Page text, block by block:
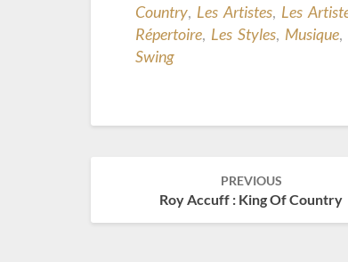
Country, Les Artistes, Les
Répertoire, Les Styles, Musique,
Swing
navigation
PREVIOUS
Roy Accuff : King Of Country